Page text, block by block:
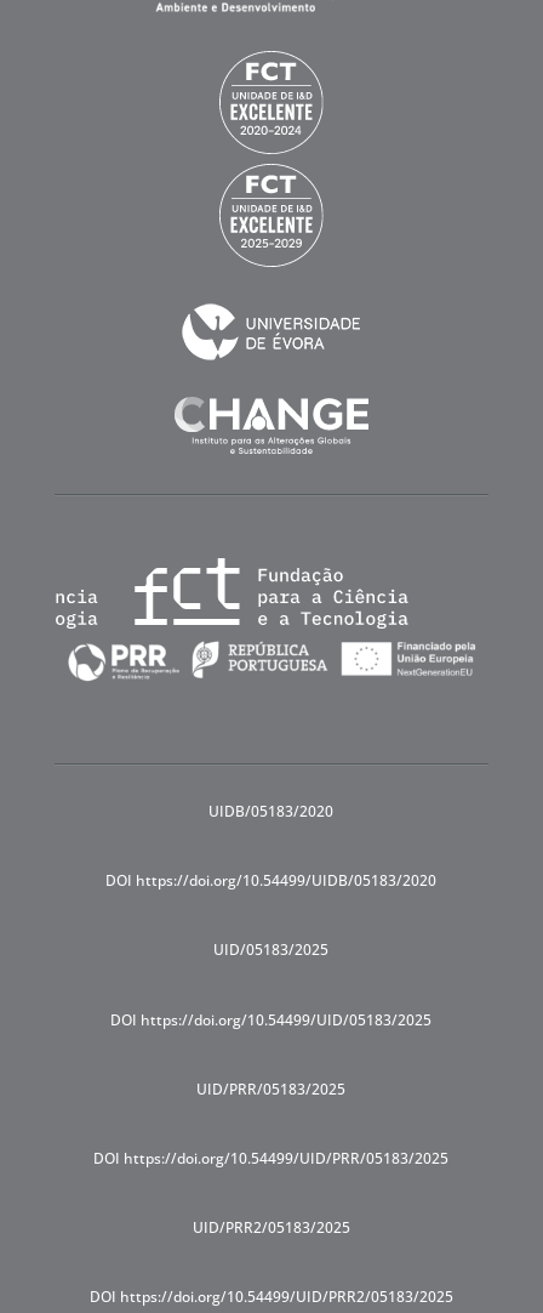
UIDB/05183/2020
DOI https://doi.org/10.54499/UIDB/05183/2020
UID/05183/2025
DOI https://doi.org/10.54499/UID/05183/2025
UID/PRR/05183/2025
DOI https://doi.org/10.54499/UID/PRR/05183/2025
UID/PRR2/05183/2025
DOI https://doi.org/10.54499/UID/PRR2/05183/2025